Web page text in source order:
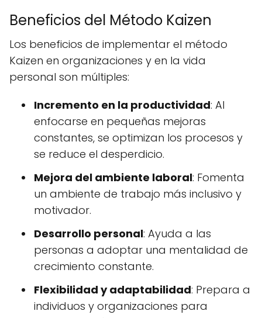
Beneficios del Método Kaizen
Los beneficios de implementar el método
Kaizen en organizaciones y en la vida
personal son múltiples:
Incremento en la productividad: Al
enfocarse en pequeñas mejoras
constantes, se optimizan los procesos y
se reduce el desperdicio.
Mejora del ambiente laboral: Fomenta
un ambiente de trabajo más inclusivo y
motivador.
Desarrollo personal: Ayuda a las
personas a adoptar una mentalidad de
crecimiento constante.
Flexibilidad y adaptabilidad: Prepara a
individuos y organizaciones para